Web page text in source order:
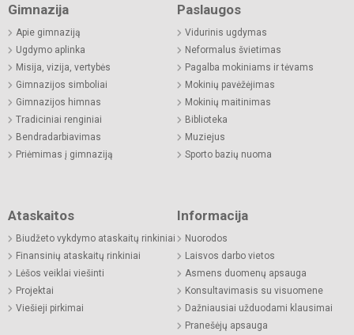
Gimnazija
Apie gimnaziją
Ugdymo aplinka
Misija, vizija, vertybės
Gimnazijos simboliai
Gimnazijos himnas
Tradiciniai renginiai
Bendradarbiavimas
Priėmimas į gimnaziją
Paslaugos
Vidurinis ugdymas
Neformalus švietimas
Pagalba mokiniams ir tėvams
Mokinių pavėžėjimas
Mokinių maitinimas
Biblioteka
Muziejus
Sporto bazių nuoma
Ataskaitos
Biudžeto vykdymo ataskaitų rinkiniai
Finansinių ataskaitų rinkiniai
Lėšos veiklai viešinti
Projektai
Viešieji pirkimai
Informacija
Nuorodos
Laisvos darbo vietos
Asmens duomenų apsauga
Konsultavimasis su visuomene
Dažniausiai užduodami klausimai
Pranešėjų apsauga